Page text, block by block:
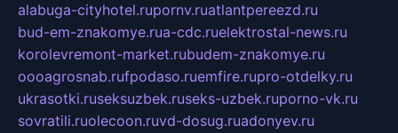
alabuga-cityhotel.rupornv.ruatlantpereezd.ru
bud-em-znakomye.rua-cdc.ruelektrostal-news.ru
korolevremont-market.rubudem-znakomye.ru
oooagrosnab.rufpodaso.ruemfire.rupro-otdelky.ru
ukrasotki.ruseksuzbek.ruseks-uzbek.ruporno-vk.ru
sovratili.ruolecoon.ruvd-dosug.ruadonyev.ru